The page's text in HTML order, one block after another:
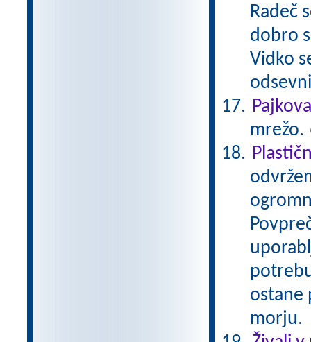
Radeč
dobro
Vidko
mrežo.
ostane
morju.